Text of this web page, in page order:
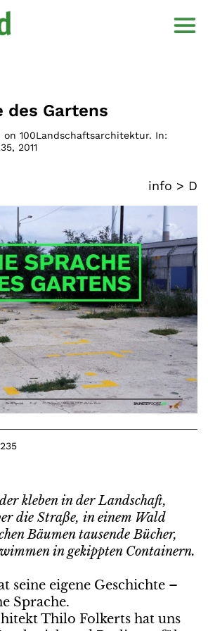
des Gartens
on 100Landschaftsarchitektur. In:
, 2011
info > D
kleben in der Landschaft,
die Straße, in einem Wald
Bäumen tausende Bücher,
in gekippten Containern.
seine eigene Geschichte –
Sprache.
Thilo Folkerts hat uns